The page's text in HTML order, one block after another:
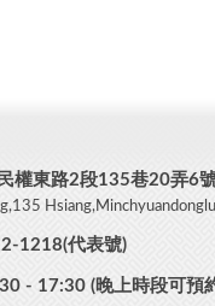
權東路2段135巷20弄6
Hsiang,Minchyuandonglu
1218(代表號)
- 17:30 (晚上時段可預